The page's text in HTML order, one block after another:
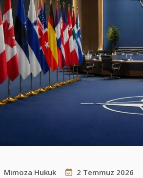
Mimoza Hukuk 2 Temmuz 2026